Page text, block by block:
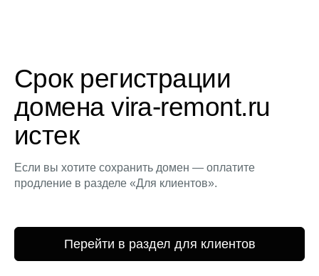
Срок регистрации
домена vira-remont.ru
истек
Если вы хотите сохранить домен — оплатите
продление в разделе «Для клиентов».
Перейти в раздел для клиентов